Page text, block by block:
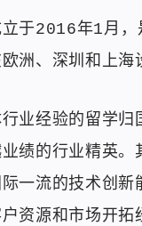
于2016年1月
洲、深圳和上海
业经验的留学
绩的行业精英
一流的技术创
资源和市场开